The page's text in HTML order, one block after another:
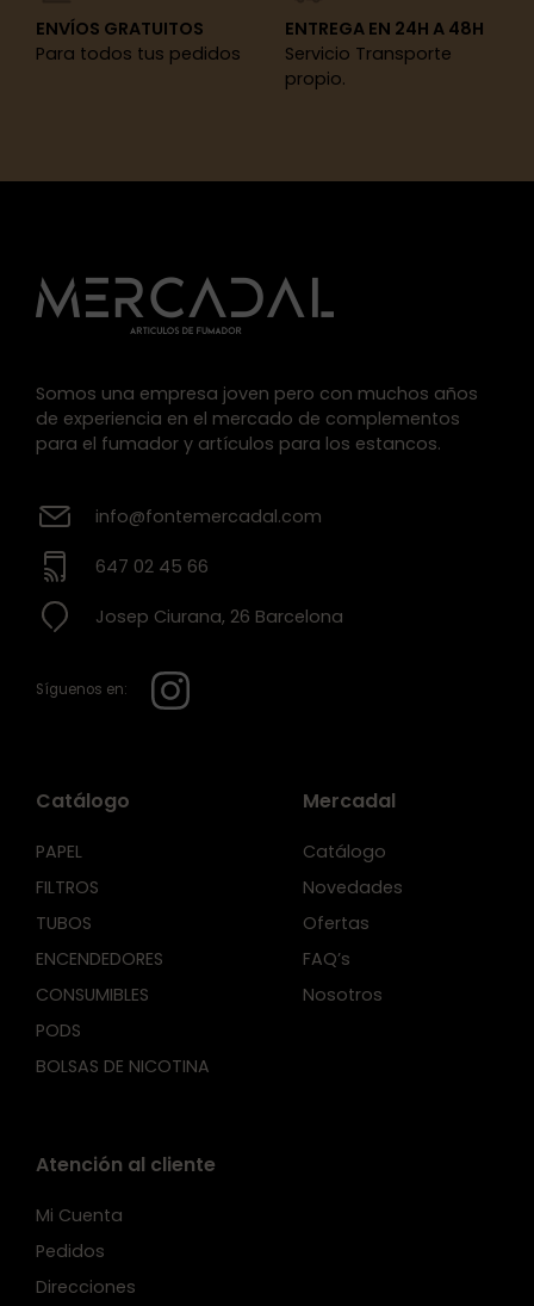
ENVÍOS GRATUITOS
Para todos tus pedidos
ENTREGA EN 24H A 48H
Servicio Transporte
propio.
Somos una empresa joven pero con muchos años
de experiencia en el mercado de complementos
para el fumador y artículos para los estancos.
info@fontemercadal.com
647 02 45 66
Josep Ciurana, 26 Barcelona
Síguenos en:
Catálogo
PAPEL
FILTROS
TUBOS
ENCENDEDORES
CONSUMIBLES
PODS
BOLSAS DE NICOTINA
Mercadal
Catálogo
Novedades
Ofertas
FAQ’s
Nosotros
Atención al cliente
Mi Cuenta
Pedidos
Direcciones